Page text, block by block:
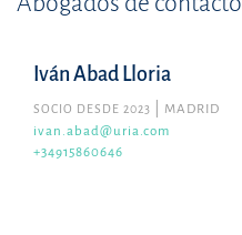
Iván Abad Lloria
SOCIO DESDE 2023
MADRID
ivan.abad@uria.com
+34915860646